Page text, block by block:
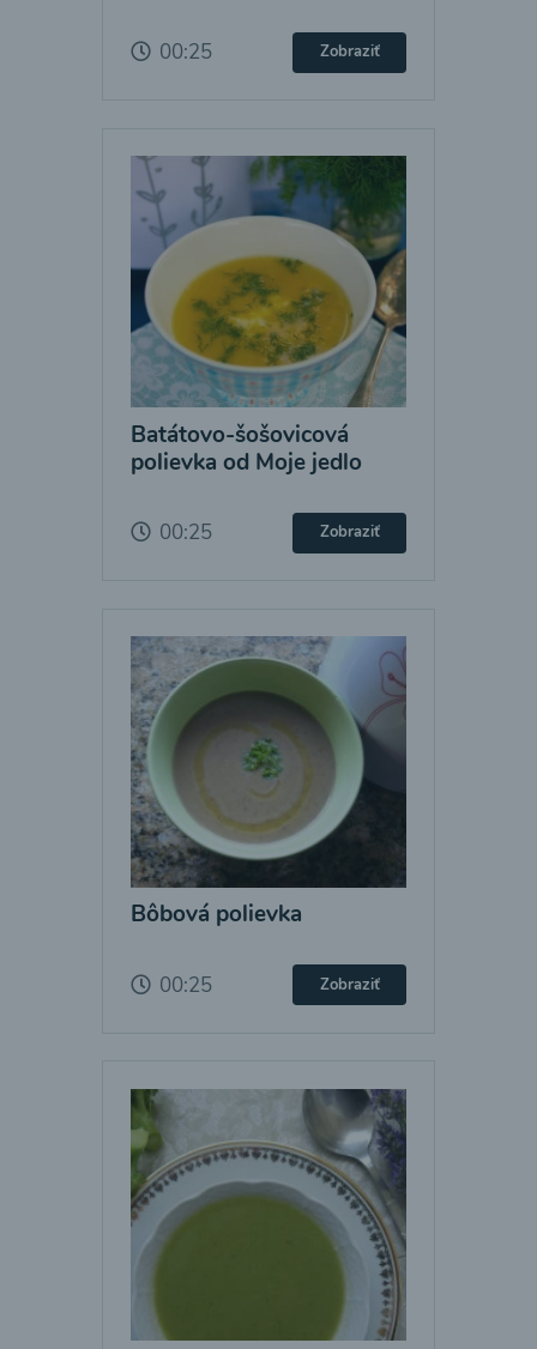
00:25 Zobraziť
Batátovo-šošovicová
polievka od Moje jedlo
00:25 Zobraziť
Bôbová polievka
00:25 Zobraziť